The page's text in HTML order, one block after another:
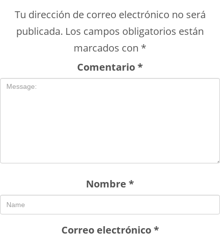
Tu dirección de correo electrónico no será
publicada. Los campos obligatorios están
marcados con *
Comentario*
Nombre *
Correo electrónico*